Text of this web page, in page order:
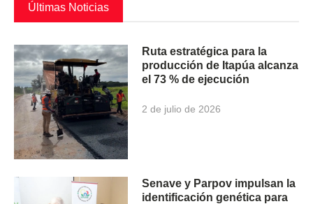
Últimas Noticias
Ruta estratégica para la
producción de Itapúa alcanza
el 73 % de ejecución
2 de julio de 2026
Senave y Parpov impulsan la
identificación genética para